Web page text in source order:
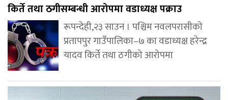
किर्ते तथा ठगीसम्बन्धी आरोपमा वडाध्यक्ष पक्राउ
रूपन्देही,२३ साउन । पश्चिम नवलपरासीको
प्रतापपुर गाउँपालिका–७ का वडाध्यक्ष हरेन्द्र
यादव किर्ते तथा ठगीको आरोपमा